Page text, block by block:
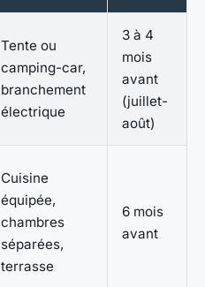
Tente ou
camping-car,
branchement
électrique
3 à 4
mois
avant
(juillet-
août)
Cuisine
équipée,
chambres
séparées,
terrasse
6 mois
avant